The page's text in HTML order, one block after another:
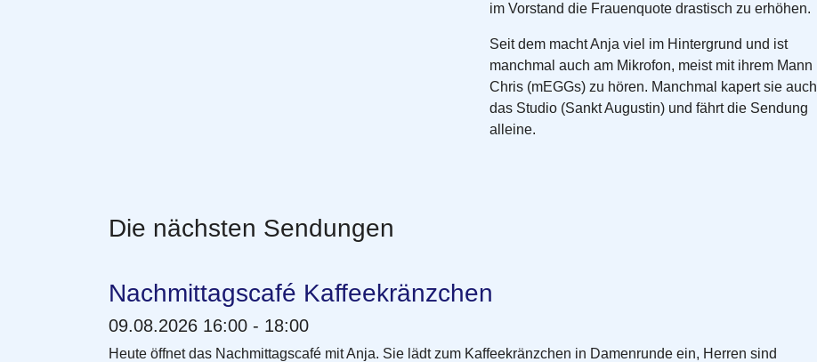
im Vorstand die Frauenquote drastisch zu erhöhen.
Seit dem macht Anja viel im Hintergrund und ist
manchmal auch am Mikrofon, meist mit ihrem Mann
Chris (mEGGs) zu hören. Manchmal kapert sie auch
das Studio (Sankt Augustin) und fährt die Sendung
alleine.
Die nächsten Sendungen
Nachmittagscafé Kaffeekränzchen
09.08.2026 16:00 - 18:00
Heute öffnet das Nachmittagscafé mit Anja. Sie lädt zum Kaffeekränzchen in Damenrunde ein, Herren sind